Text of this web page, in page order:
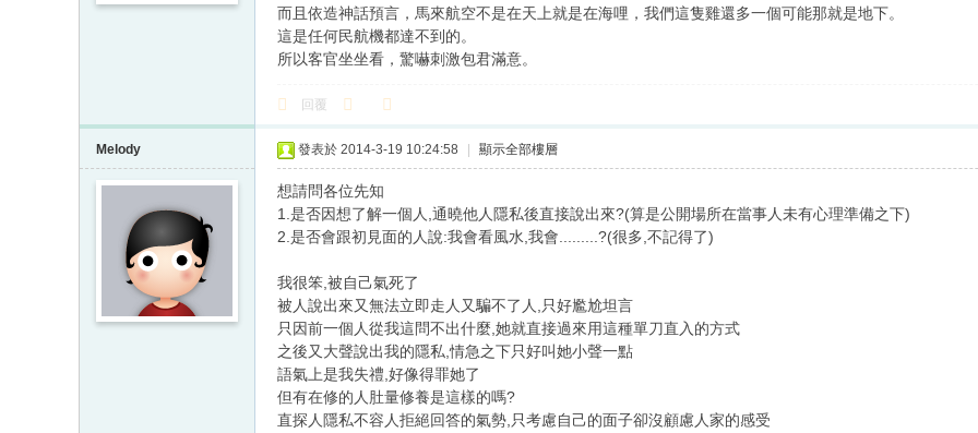
而且依造神話預言，馬來航空不是在天上就是在海哩，我們這隻雞還多一個可能那就是地下。
這是任何民航機都達不到的。
所以客官坐坐看，驚嚇刺激包君滿意。
回覆
Melody 發表於 2014-3-19 10:24:58 顯示全部樓層
想請問各位先知
1.是否因想了解一個人,通曉他人隱私後直接說出來?(算是公開場所在當事人未有心理準備之下)
2.是否會跟初見面的人說:我會看風水,我會.........?(很多,不記得了)
我很笨,被自己氣死了
被人說出來又無法立即走人又騙不了人,只好尷尬坦言
只因前一個人從我這問不出什麼,她就直接過來用這種單刀直入的方式
之後又大聲說出我的隱私,情急之下只好叫她小聲一點
語氣上是我失禮,好像得罪她了
但有在修的人肚量修養是這樣的嗎?
直探人隱私不容人拒絕回答的氣勢,只考慮自己的面子卻沒顧慮人家的感受